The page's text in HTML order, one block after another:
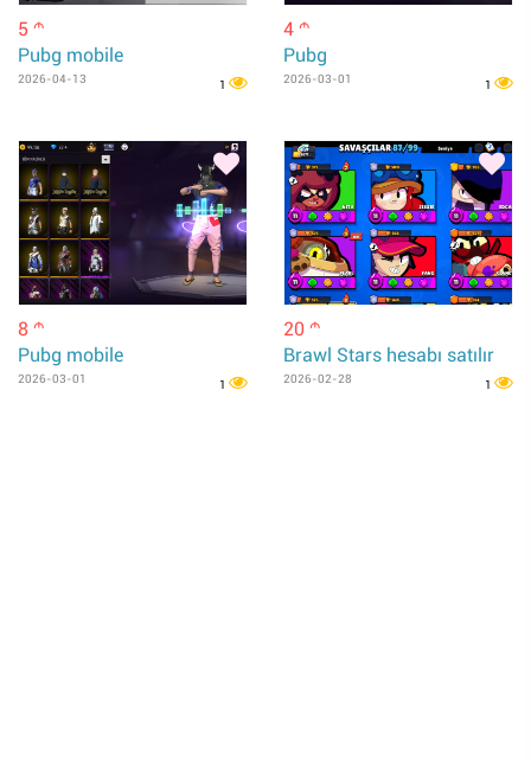
5 m
Pubg mobile
2026-04-13 1
4 m
Pubg
2026-03-01 1
8 m
Pubg mobile
2026-03-01 1
20 m
Brawl Stars hesabı satılır
2026-02-28 1